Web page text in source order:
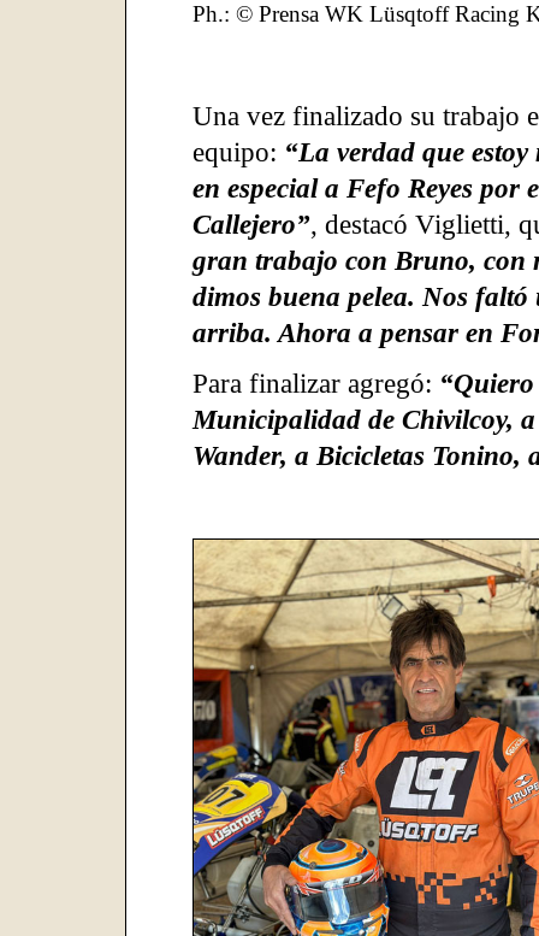
Ph.: © Prensa WK Lüsqtoff Racing
Una vez finalizado su trabajo
equipo: “La verdad que
en especial a Fefo Reyes por
Callejero”, destacó Viglietti,
gran trabajo con Bruno, con
dimos buena pelea. Nos
arriba. Ahora a pensar en
Para finalizar agregó:
Municipalidad de Chivilcoy,
Wander, a Bicicletas Tonino,